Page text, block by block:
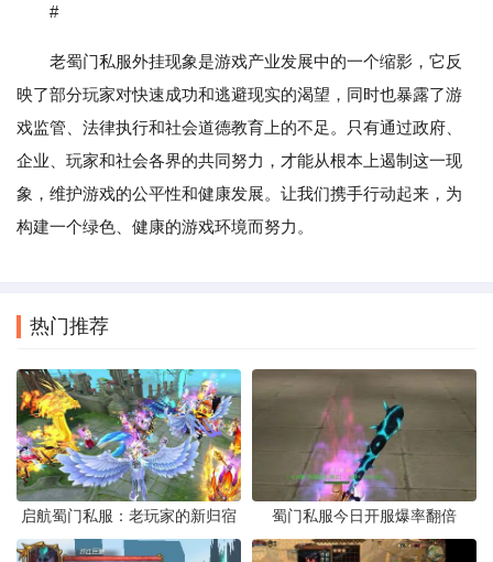
#
老蜀门私服外挂现象是游戏产业发展中的一个缩影，它反
映了部分玩家对快速成功和逃避现实的渴望，同时也暴露了游
戏监管、法律执行和社会道德教育上的不足。只有通过政府、
企业、玩家和社会各界的共同努力，才能从根本上遏制这一现
象，维护游戏的公平性和健康发展。让我们携手行动起来，为
构建一个绿色、健康的游戏环境而努力。
热门推荐
启航蜀门私服：老玩家的新归宿 蜀门私服今日开服爆率翻倍